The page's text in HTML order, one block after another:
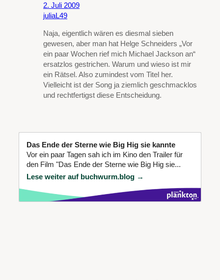
2. Juli 2009
juliaL49
Naja, eigentlich wären es diesmal sieben
gewesen, aber man hat Helge Schneiders „Vor
ein paar Wochen rief mich Michael Jackson an“
ersatzlos gestrichen. Warum und wieso ist mir
ein Rätsel. Also zumindest vom Titel her.
Vielleicht ist der Song ja ziemlich geschmacklos
und rechtfertigst diese Entscheidung.
Das Ende der Sterne wie Big Hig sie kannte
Vor ein paar Tagen sah ich im Kino den Trailer für
den Film "Das Ende der Sterne wie Big Hig sie...
Lese weiter auf buchwurm.blog →